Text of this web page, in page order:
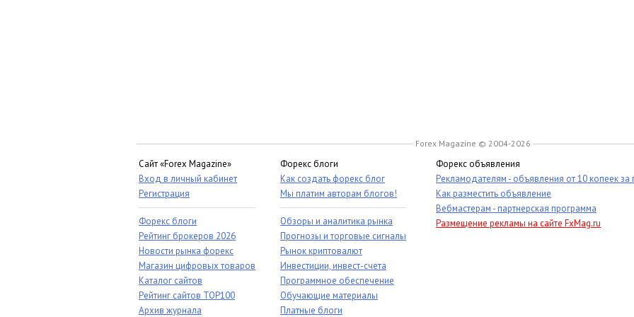
Forex Magazine © 2004-2026
Сайт «Forex Magazine»
Вход в личный кабинет
Регистрация
Форекс блоги
Рейтинг брокеров 2026
Новости рынка форекс
Магазин цифровых товаров
Каталог сайтов
Рейтинг сайтов TOP100
Архив журнала
Форекс блоги
Как создать форекс блог
Мы платим авторам блогов!
Обзоры и аналитика рынка
Прогнозы и торговые сигналы
Рынок криптовалют
Инвестиции, инвест-счета
Программное обеспечение
Обучающие материалы
Платные блоги
Форекс объявления
Рекламодателям - объявления от 10 копеек за
Как разместить объявление
Вебмастерам - партнерская программа
Размещение рекламы на сайте FxMag.ru